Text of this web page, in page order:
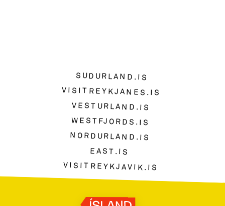
SUDURLAND.IS
VISITREYKJANES.IS
VESTURLAND.IS
WESTFJORDS.IS
NORDURLAND.IS
EAST.IS
VISITREYKJAVIK.IS